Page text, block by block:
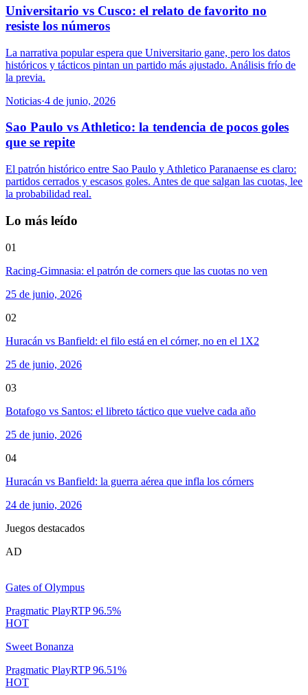
Universitario vs Cusco: el relato de favorito no
resiste los números
La narrativa popular espera que Universitario gane, pero los datos
históricos y tácticos pintan un partido más ajustado. Análisis frío de
la previa.
Noticias·4 de junio, 2026
Sao Paulo vs Athletico: la tendencia de pocos goles
que se repite
El patrón histórico entre Sao Paulo y Athletico Paranaense es claro:
partidos cerrados y escasos goles. Antes de que salgan las cuotas, lee
la probabilidad real.
Lo más leído
01
Racing-Gimnasia: el patrón de corners que las cuotas no ven
25 de junio, 2026
02
Huracán vs Banfield: el filo está en el córner, no en el 1X2
25 de junio, 2026
03
Botafogo vs Santos: el libreto táctico que vuelve cada año
25 de junio, 2026
04
Huracán vs Banfield: la guerra aérea que infla los córners
24 de junio, 2026
Juegos destacados
AD
Gates of Olympus
Pragmatic PlayRTP96.5%
HOT
Sweet Bonanza
Pragmatic PlayRTP96.51%
HOT